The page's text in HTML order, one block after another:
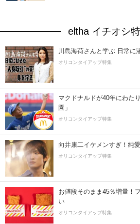
eltha イチオシ
川島海荷さんと学ぶ 日常に
オリコンタイアップ特集
マクドナルドが40年にわた
園」
オリコンタイアップ特集
向井康二イケメンすぎ！純
オリコンタイアップ特集
お値段そのまま45％増量！
い
オリコンタイアップ特集